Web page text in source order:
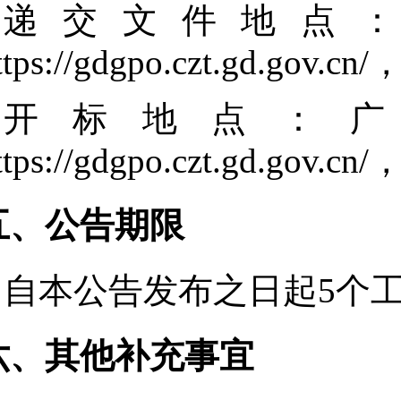
递交文件地点
gdgpo.czt.gd.gov.cn/
开标地点：
gdgpo.czt.gd.gov.cn/
、公告期限
自本公告发布之日起5个
、其他补充事宜